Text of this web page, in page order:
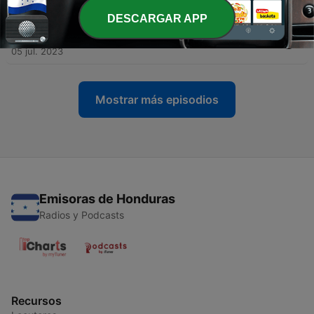
05 jul. 2023
68 - ¿Cómo ser un laico comprometido?
05 jul. 2023
Mostrar más episodios
Emisoras de Honduras
Radios y Podcasts
Recursos
DESCARGAR APP